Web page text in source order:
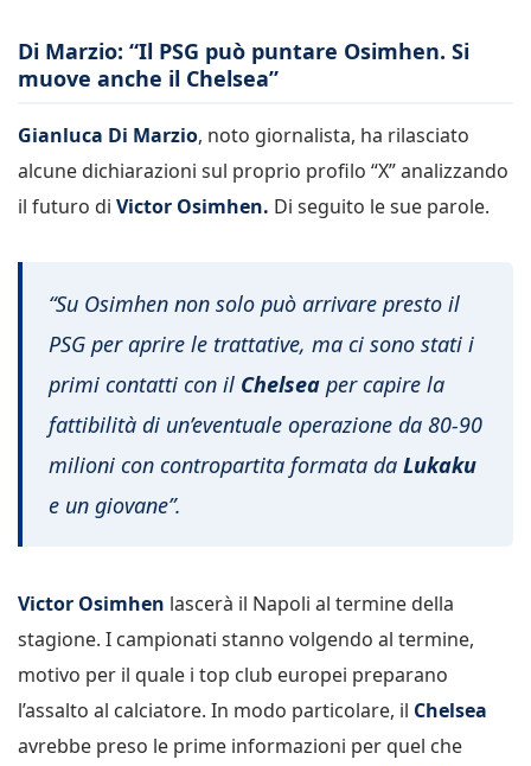
Di Marzio: “Il PSG può puntare Osimhen. Si
muove anche il Chelsea”
Gianluca Di Marzio, noto giornalista, ha rilasciato
alcune dichiarazioni sul proprio profilo “X” analizzando
il futuro di Victor Osimhen. Di seguito le sue parole.
“Su Osimhen non solo può arrivare presto il
PSG per aprire le trattative, ma ci sono stati i
primi contatti con il Chelsea per capire la
fattibilità di un’eventuale operazione da 80-90
milioni con contropartita formata da Lukaku
e un giovane”.
Victor Osimhen lascerà il Napoli al termine della
stagione. I campionati stanno volgendo al termine,
motivo per il quale i top club europei preparano
l’assalto al calciatore. In modo particolare, il Chelsea
avrebbe preso le prime informazioni per quel che